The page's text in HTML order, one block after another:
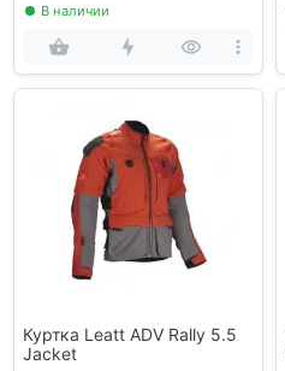
В наличии
Куртка Leatt ADV Rally 5.5
Jacket